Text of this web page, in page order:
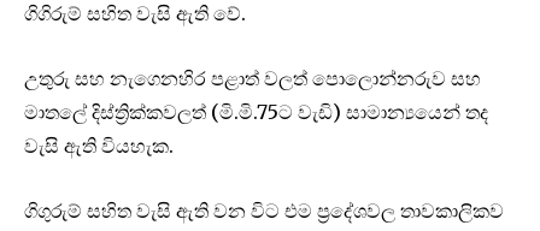
ගිගිරුම් සහිත වැසි ඇති වේ.
උතුරු සහ නැගෙනහිර පළාත් වලත් පොලොන්නරුව සහ
මාතලේ දිස්ත්‍රික්කවලත් (මි.මි.75ට වැඩි) සාමාන්‍යයෙන් තද
වැසි ඇති වියහැක.
ගිගුරුම් සහිත වැසි ඇති වන විට එම ප්‍රදේශවල තාවකාලිකව